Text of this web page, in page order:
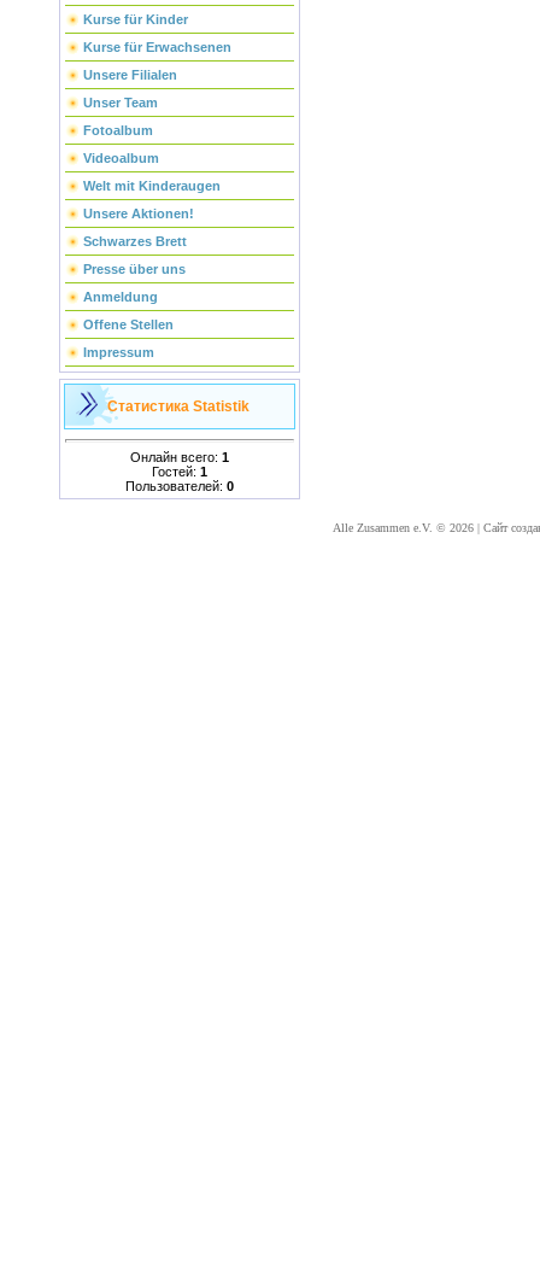
Kurse für Kinder
Kurse für Erwachsenen
Unsere Filialen
Unser Team
Fotoalbum
Videoalbum
Welt mit Kinderaugen
Unsere Aktionen!
Schwarzes Brett
Presse über uns
Anmeldung
Offene Stellen
Impressum
Статистика Statistik
Онлайн всего: 1
Гостей: 1
Пользователей: 0
Alle Zusammen e.V. © 2026 | Сайт